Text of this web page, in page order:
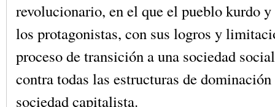
revolucionario, en el que el pueblo kurdo
los protagonistas, con sus logros y
proceso de transición a una sociedad
contra todas las estructuras de
sociedad capitalista.